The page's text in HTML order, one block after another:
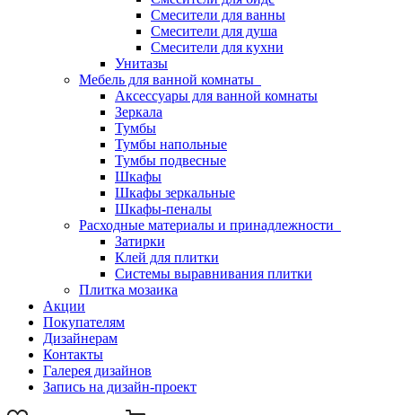
Смесители для ванны
Смесители для душа
Смесители для кухни
Унитазы
Мебель для ванной комнаты
Аксессуары для ванной комнаты
Зеркала
Тумбы
Тумбы напольные
Тумбы подвесные
Шкафы
Шкафы зеркальные
Шкафы-пеналы
Расходные материалы и принадлежности
Затирки
Клей для плитки
Системы выравнивания плитки
Плитка мозаика
Акции
Покупателям
Дизайнерам
Контакты
Галерея дизайнов
Запись на дизайн-проект